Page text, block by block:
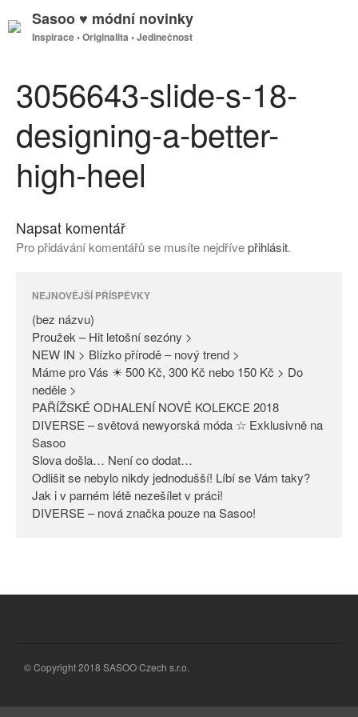
(bez názvu)
Kč nebo 150 Kč > Do neděle >
móda ☆ Exklusivně na Sasoo
Slova došla… Není co dodat…
Odlišit se nebylo nikdy
Jak i v parném létě nezešílet v
na Sasoo!
Sasoo ♥ módní novinky
Inspirace • Originalita • Jedinečnost
3056643-slide-s-18-
designing-a-better-
high-heel
Napsat komentář
Pro přidávání komentářů se musíte nejdřívepřihlásit.
NEJNOVĚJŠÍ PŘÍSPĚVKY
(bez názvu)
Proužek – Hit letošní sezóny >
NEW IN > Blízko přírodě – nový trend >
Máme pro Vás ☀ 500 Kč, 300 Kč nebo 150 Kč > Do
neděle >
PAŘÍŽSKÉ ODHALENÍ NOVÉ KOLEKCE 2018
DIVERSE – světová newyorská móda ☆ Exklusivně na
Sasoo
Slova došla… Není co dodat…
Odlišit se nebylo nikdy jednodušší! Líbí se Vám taky?
Jak i v parném létě nezešílet v práci!
DIVERSE – nová značka pouze na Sasoo!
© Copyright 2018 SASOO Czech s.r.o.